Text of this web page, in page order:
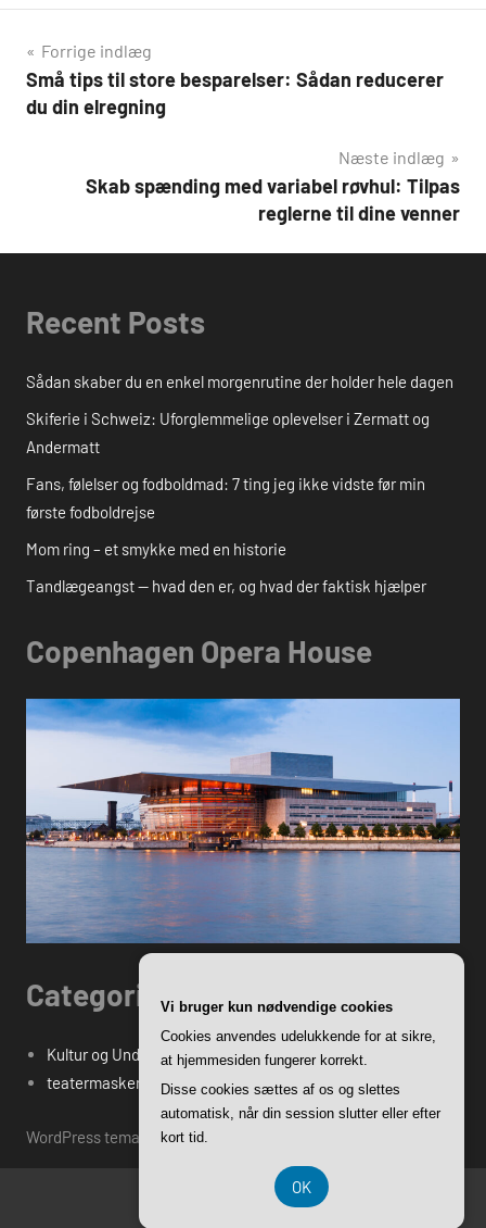
Indlægsnavigation
Forrige indlæg
Små tips til store besparelser: Sådan reducerer
du din elregning
Næste indlæg
Skab spænding med variabel røvhul: Tilpas
reglerne til dine venner
Recent Posts
Sådan skaber du en enkel morgenrutine der holder hele dagen
Skiferie i Schweiz: Uforglemmelige oplevelser i Zermatt og
Andermatt
Fans, følelser og fodboldmad: 7 ting jeg ikke vidste før min
første fodboldrejse
Mom ring – et smykke med en historie
Tandlægeangst — hvad den er, og hvad der faktisk hjælper
Copenhagen Opera House
Categories
Kultur og Underholdning
teatermasken.dk's Blogindlæg
WordPress tema: Harrison by ThemeZee.
CVR DK-37 40 77 39
Vi bruger kun nødvendige cookies
Cookies anvendes udelukkende for at sikre,
at hjemmesiden fungerer korrekt.
Disse cookies sættes af os og slettes
automatisk, når din session slutter eller efter
kort tid.
OK